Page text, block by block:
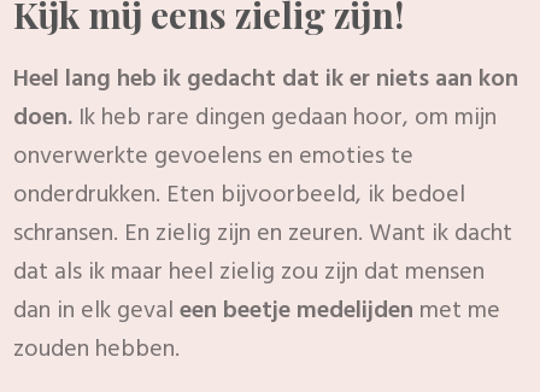
Kijk mij eens zielig zijn!
Heel lang heb ik gedacht dat ik er niets aan kon
doen. Ik heb rare dingen gedaan hoor, om mijn
onverwerkte gevoelens en emoties te
onderdrukken. Eten bijvoorbeeld, ik bedoel
schransen. En zielig zijn en zeuren. Want ik dacht
dat als ik maar heel zielig zou zijn dat mensen
dan in elk gevaleen beetje medelijden met me
zouden hebben.